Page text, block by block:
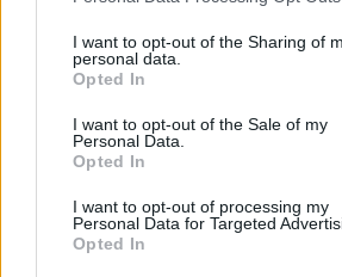
not limited to your visit or usage
grant or deny consent to Google and its
use your data for below specified
consent section.
I want to opt-out of the Sharing of
personal data.
Opted In
I want to opt-out of the Sale of my
Personal Data.
Opted In
I want to opt-out of processing my
Personal Data for Targeted
Opted In
AJÁNLJUK MÉG
Országos hírek